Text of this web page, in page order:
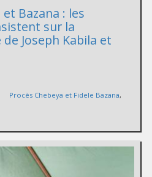
Bazana : les
sur la
Joseph Kabila et
Procès Chebeya et Fidele Bazana,